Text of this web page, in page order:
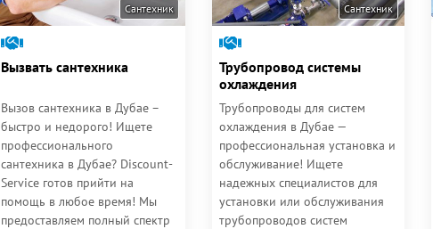
Сантехник
Вызвать сантехника
Вызов сантехника в Дубае –
быстро и недорого! Ищете
профессионального
сантехника в Дубае? Discount-
Service готов прийти на
помощь в любое время! Мы
предоставляем полный спектр
Сантехник
Трубопровод системы
охлаждения
Трубопроводы для систем
охлаждения в Дубае —
профессиональная установка и
обслуживание! Ищете
надежных специалистов для
установки или обслуживания
трубопроводов систем